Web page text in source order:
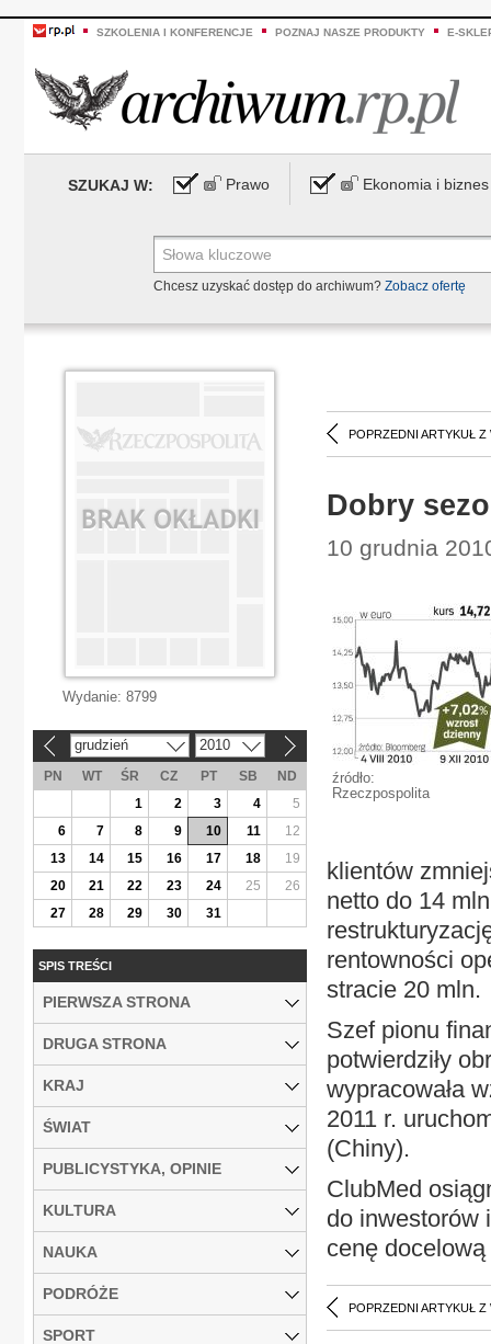
SZKOLENIA I KONFERENCJE POZNAJ NASZE PRODUKTY E-
SZUKAJ W: Prawo Ekonomia i biznes
Chcesz uzyskać dostęp do archiwum? Zobacz ofertę
POPRZEDNI ARTYKUŁ Z
Dobry
10 grudnia
źródło:
Rzeczpospolita
klientów
netto do 14
rentowności
stracie 20 mln.
Szef pionu
potwierdziły
wypracowała
2011 r.
(Chiny).
ClubMed
do inwestorów
cenę
POPRZEDNI ARTYKUŁ Z
Wydanie: 8799
grudzień 2010
PN WT ŚR CZ PT SB
ND
1
2 3 4
5
6
7 8 9 10 11
12
13
14 15 16 17 18
19
20
21 22 23 24 25
26
27
28 29 30 31
SPIS TREŚCI
PIERWSZA STRONA
DRUGA STRONA
KRAJ
ŚWIAT
PUBLICYSTYKA, OPINIE
KULTURA
NAUKA
PODRÓŻE
SPORT